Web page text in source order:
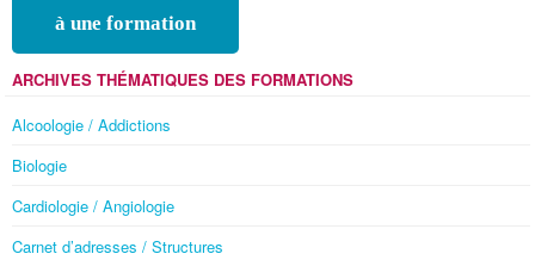
à une formation
ARCHIVES THÉMATIQUES DES FORMATIONS
Alcoologie / Addictions
Biologie
Cardiologie / Angiologie
Carnet d’adresses / Structures